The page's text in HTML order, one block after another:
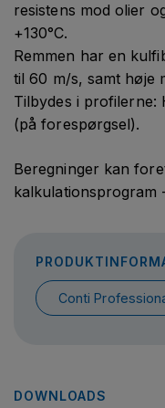
resistens mod olier
+130°C.
Remmen har en
til 60 m/s, samt høje
Tilbydes i profilerne:
(på forespørgsel).
Beregninger kan
kalkulationsprogram
Conti
DOWNLOADS